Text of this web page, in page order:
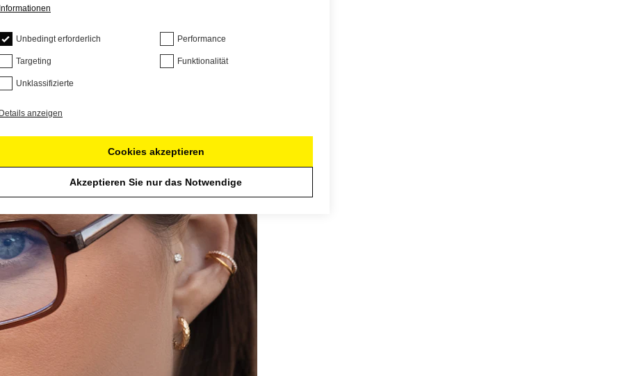
Unbedingt erforderlich Performance
Targeting Funktionalität
Unklassifizierte
anzeigen
Cookies akzeptieren
Akzeptieren Sie nur das Notwendige